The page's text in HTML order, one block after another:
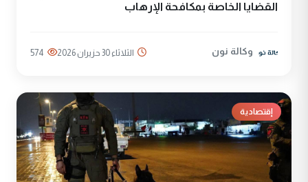
القضايا الخاصة بمكافحة الإرهاب
وكالة نون الثلاثاء 30 حزيران 2026 574
إقتصادية